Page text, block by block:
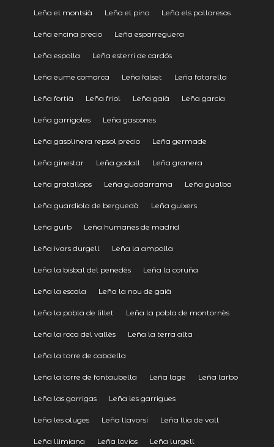
Leña el montsià Leña el pino Leña els pallaresos
Leña encina precio Leña esparreguera
Leña espolla Leña esterri de cardós
Leña eume comarca Leña falset Leña fatarella
Leña fortià Leña friol Leña gaià Leña garcia
Leña garrigoles Leña gascones
Leña gasolinera repsol precio Leña germade
Leña ginestar Leña godall Leña granera
Leña gratallops Leña guadarrama Leña gualba
Leña guardiola de berguedà Leña guixers
Leña gurb Leña humanes de madrid
Leña ivars durgell Leña la ampolla
Leña la bisbal del penedès Leña la coruña
Leña la escala Leña la nou de gaià
Leña la pobla de lillet Leña la pobla de montornès
Leña la roca del vallès Leña la terra alta
Leña la torre de cabdella
Leña la torre de fontaubella Leña lage Leña larbo
Leña las garrigas Leña les garrigues
Leña les oluges Leña llavorsí Leña llia de vall
Leña llimiana Leña lovios Leña lurgell